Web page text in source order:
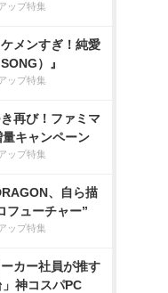
ップ特集
メンすぎ！純愛
）』
ップ特集
再び！ファミマ
キャンペーン
ップ特集
、自ら描
フューチャー”
ップ特集
ーカー社員が推す
」神コスパPC